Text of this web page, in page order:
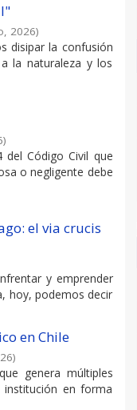
, 2026)
disipar la confusión
la naturaleza y los
)
Código Civil que
o negligente debe
el via crucis
y emprender
hoy, podemos decir
en Chile
)
genera múltiples
en forma